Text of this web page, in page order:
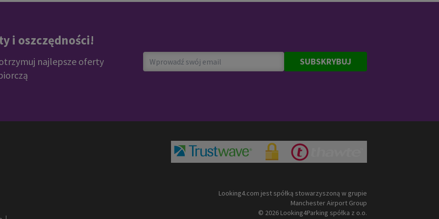
and detailed instructions.
i oszczędności!
najlepsze oferty
SUBSKRYBUJ
Looking4.com jest spółką stowarzyszoną w grupie
Manchester Airport Group
© 2026 Looking4Parking spółka z o.o.